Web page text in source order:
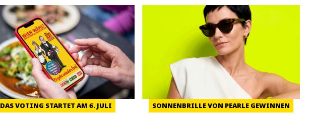
DAS VOTING STARTET AM 6. JULI SONNENBRILLE VON PEARLE GEWINNEN